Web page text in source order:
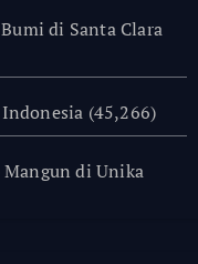
di Santa Clara
(45,266)
Mangun di Unika